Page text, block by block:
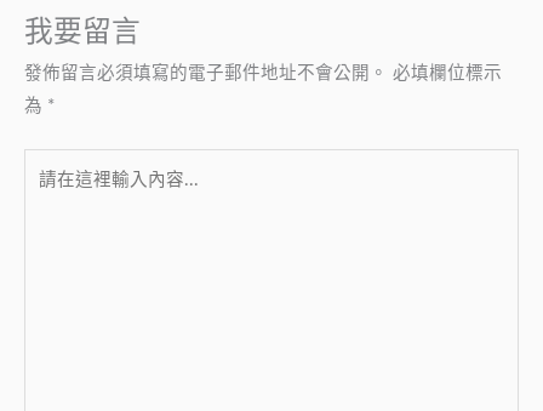
我要留言
發佈留言必須填寫的電子郵件地址不會公開。 必填欄位標示
為 *